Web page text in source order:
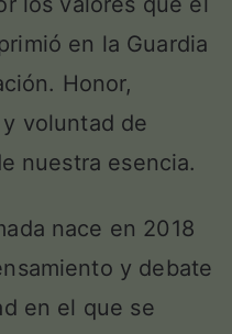
en la Guardia
Honor,
voluntad de
nuestra esencia.
nace en 2018
y debate
en el que se